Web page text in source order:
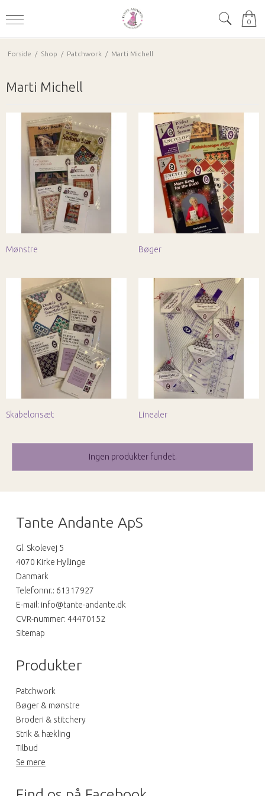
0
Forside / Shop / Patchwork / Marti Michell
Marti Michell
Mønstre Bøger
Skabelonsæt Linealer
Ingen produkter fundet.
Tante Andante ApS
Gl. Skolevej 5
4070 Kirke Hyllinge
Danmark
Telefonnr.: 61317927
E-mail: info@tante-andante.dk
CVR-nummer: 44470152
Sitemap
Produkter
Patchwork
Bøger & mønstre
Broderi & stitchery
Strik & hækling
Tilbud
Se mere